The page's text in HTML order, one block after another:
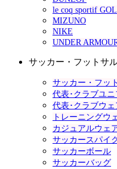
le coq sportif
MIZUNO
NIKE
UNDER
サッカー・フットサ
サッカー・フッ
代表･クラブユ
代表･クラブウ
トレーニングウ
カジュアルウェ
サッカースパイ
サッカーボール
サッカーバッグ